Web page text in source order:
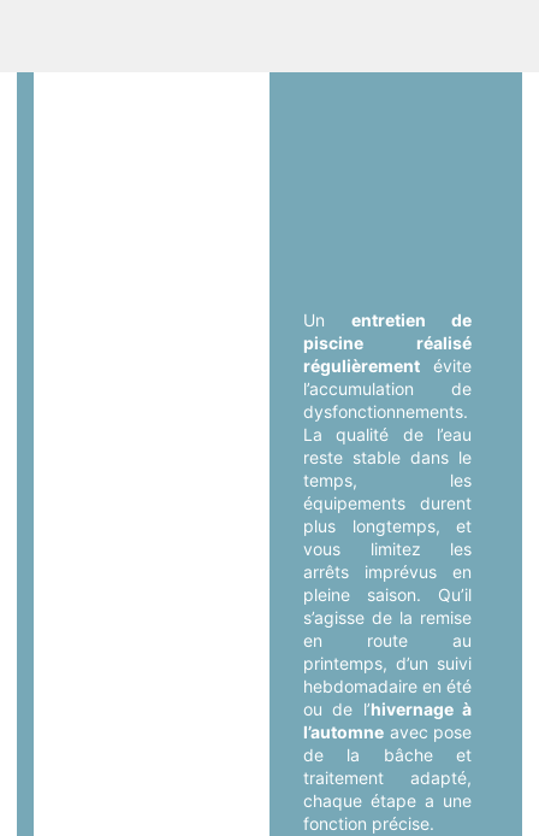
Un entretien de
piscine réalisé
régulièrement évite
l’accumulation de
dysfonctionnements.
La qualité de l’eau
reste stable dans le
temps, les
équipements durent
plus longtemps, et
vous limitez les
arrêts imprévus en
pleine saison. Qu’il
s’agisse de la remise
en route au
printemps, d’un suivi
hebdomadaire en été
ou de l’hivernage à
l’automne avec pose
de la bâche et
traitement adapté,
chaque étape a une
fonction précise.